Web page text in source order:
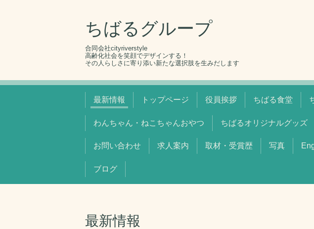
ちばるグループ
合同会社cityriverstyle
高齢化社会を笑顔でデザインする！
その人らしさに寄り添い新たな選択肢を生みだします
最新情報 トップページ 役員挨拶 ちばる食堂
わんちゃん・ねこちゃんおやつ ちばるオリジナルグッズ
お問い合わせ 求人案内 取材・受賞歴 写真
ブログ
最新情報